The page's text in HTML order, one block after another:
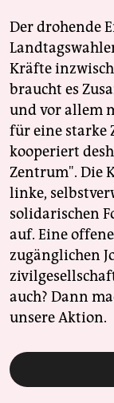
Der drohende
Kräfte
braucht es
und vor allem
für eine starke
kooperiert
Zentrum". Die
linke,
solidarischen
auf. Eine
zugänglichen
auch? Dann
unsere Aktion.